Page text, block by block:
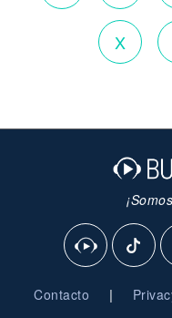
X
Contacto |